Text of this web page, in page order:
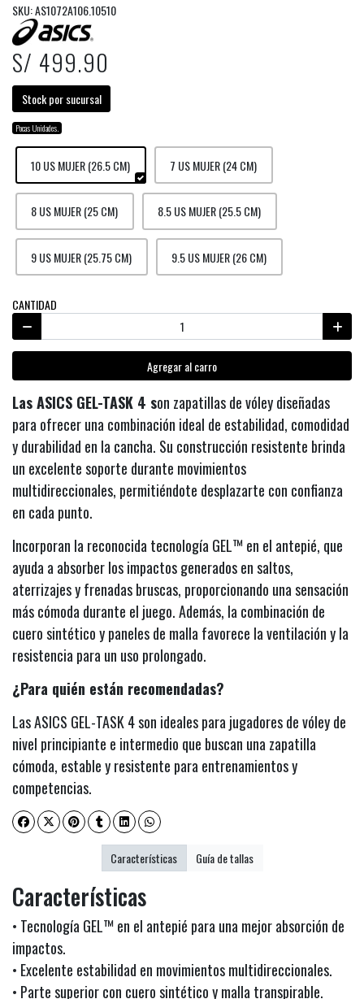
SKU: AS1072A106.10510
S/ 499.90
Stock por sucursal
Pocas Unidades.
10 US MUJER (26.5 CM) 7 US MUJER (24 CM)
8 US MUJER (25 CM) 8.5 US MUJER (25.5 CM)
9 US MUJER (25.75 CM) 9.5 US MUJER (26 CM)
CANTIDAD
Agregar al carro
Las ASICS GEL-TASK 4 son zapatillas de vóley diseñadas
para ofrecer una combinación ideal de estabilidad, comodidad
y durabilidad en la cancha. Su construcción resistente brinda
un excelente soporte durante movimientos
multidireccionales, permitiéndote desplazarte con confianza
en cada punto.
Incorporan la reconocida tecnología GEL™ en el antepié, que
ayuda a absorber los impactos generados en saltos,
aterrizajes y frenadas bruscas, proporcionando una sensación
más cómoda durante el juego. Además, la combinación de
cuero sintético y paneles de malla favorece la ventilación y la
resistencia para un uso prolongado.
¿Para quién están recomendadas?
Las ASICS GEL-TASK 4 son ideales para jugadores de vóley de
nivel principiante e intermedio que buscan una zapatilla
cómoda, estable y resistente para entrenamientos y
competencias.
Características
• Tecnología GEL™ en el antepié para una mejor absorción de
impactos.
• Excelente estabilidad en movimientos multidireccionales.
• Parte superior con cuero sintético y malla transpirable.
Características Guía de tallas